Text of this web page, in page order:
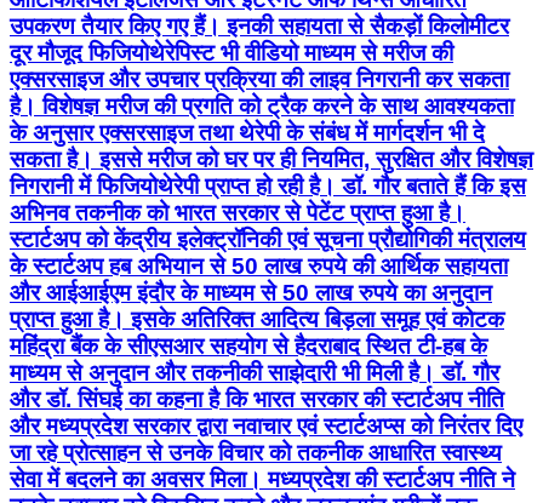
उपकरण तैयार किए गए हैं। इनकी सहायता से सैकड़ों किलोमीटर
दूर मौजूद फिजियोथेरेपिस्ट भी वीडियो माध्यम से मरीज की
एक्सरसाइज और उपचार प्रक्रिया की लाइव निगरानी कर सकता
है। विशेषज्ञ मरीज की प्रगति को ट्रैक करने के साथ आवश्यकता
के अनुसार एक्सरसाइज तथा थेरेपी के संबंध में मार्गदर्शन भी दे
सकता है। इससे मरीज को घर पर ही नियमित, सुरक्षित और विशेषज्ञ
निगरानी में फिजियोथेरेपी प्राप्त हो रही है। डॉ. गौर बताते हैं कि इस
अभिनव तकनीक को भारत सरकार से पेटेंट प्राप्त हुआ है।
स्टार्टअप को केंद्रीय इलेक्ट्रॉनिकी एवं सूचना प्रौद्योगिकी मंत्रालय
के स्टार्टअप हब अभियान से 50 लाख रुपये की आर्थिक सहायता
और आईआईएम इंदौर के माध्यम से 50 लाख रुपये का अनुदान
प्राप्त हुआ है। इसके अतिरिक्त आदित्य बिड़ला समूह एवं कोटक
महिंद्रा बैंक के सीएसआर सहयोग से हैदराबाद स्थित टी-हब के
माध्यम से अनुदान और तकनीकी साझेदारी भी मिली है। डॉ. गौर
और डॉ. सिंघई का कहना है कि भारत सरकार की स्टार्टअप नीति
और मध्यप्रदेश सरकार द्वारा नवाचार एवं स्टार्टअप्स को निरंतर दिए
जा रहे प्रोत्साहन से उनके विचार को तकनीक आधारित स्वास्थ्य
सेवा में बदलने का अवसर मिला। मध्यप्रदेश की स्टार्टअप नीति ने